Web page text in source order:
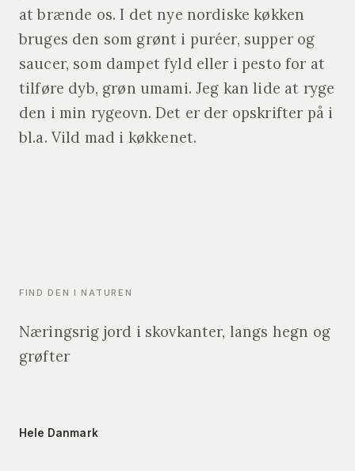
at brænde os. I det nye nordiske køkken
bruges den som grønt i puréer, supper og
saucer, som dampet fyld eller i pesto for at
tilføre dyb, grøn umami. Jeg kan lide at ryge
den i min rygeovn. Det er der opskrifter på i
bl.a. Vild mad i køkkenet.
FIND DEN I NATUREN
Næringsrig jord i skovkanter, langs hegn og
grøfter
Hele Danmark